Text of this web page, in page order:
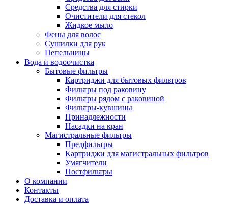
Средства для стирки
Очистители для стекол
Жидкое мыло
Фены для волос
Сушилки для рук
Пепельницы
Вода и водоочистка
Бытовые фильтры
Картриджи для бытовых фильтров
Фильтры под раковину
Фильтры рядом с раковиной
Фильтры-кувшины
Принадлежности
Насадки на кран
Магистральные фильтры
Предфильтры
Картриджи для магистральных фильтров
Умягчители
Постфильтры
О компании
Контакты
Доставка и оплата